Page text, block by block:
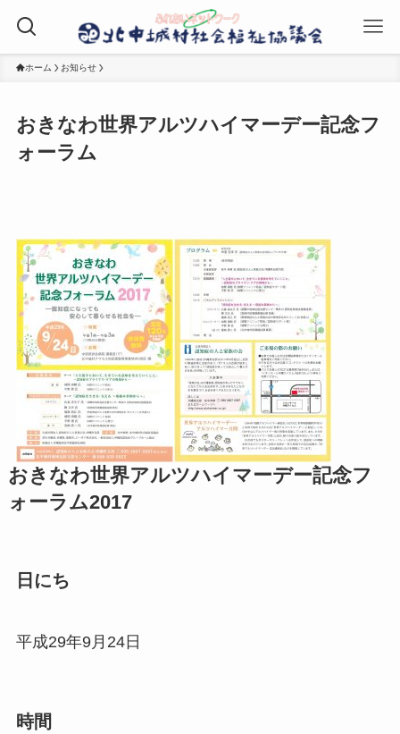
ホーム お知らせ
おきなわ世界アルツハイマーデー記念フ
ォーラム
おきなわ世界アルツハイマーデー記念フ
ォーラム2017
日にち
平成29年9月24日
時間